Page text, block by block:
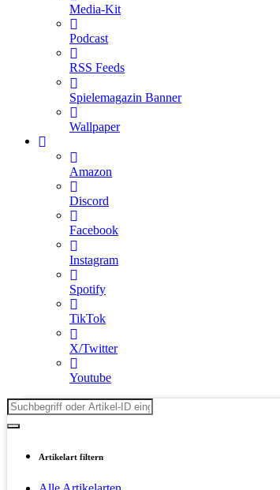
Media-Kit
Podcast
RSS Feeds
Spielemagazin Banner
Wallpaper
Amazon
Discord
Facebook
Instagram
Spotify
TikTok
X/Twitter
Youtube
Artikelart filtern